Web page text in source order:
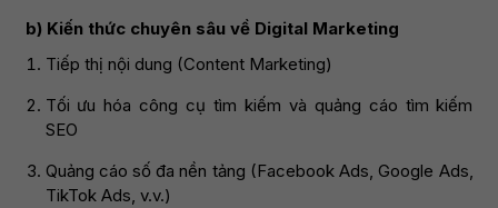
b) Kiến thức chuyên sâu về Digital Marketing
Tiếp thị nội dung (Content Marketing)
Tối ưu hóa công cụ tìm kiếm và quảng cáo tìm kiếm
SEO
Quảng cáo số đa nền tảng (Facebook Ads, Google Ads,
TikTok Ads, v.v.)